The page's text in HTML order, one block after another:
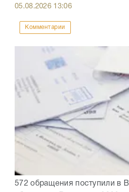
05.08.2026 13:06
Комментарии
572 обращения поступили в